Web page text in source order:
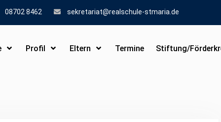
08702 8462 sekretariat@realschule-stmaria.de
Profil Eltern Termine Stiftung/